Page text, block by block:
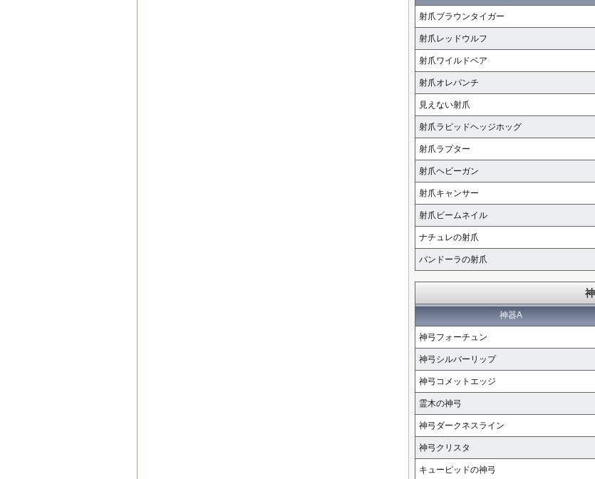
射爪ブラウンタイガー
射爪レッドウルフ
射爪ワイルドベア
射爪オレパンチ
見えない射爪
射爪ラピッドヘッジホッグ
射爪ラプター
射爪ヘビーガン
射爪キャンサー
射爪ビームネイル
ナチュレの射爪
パンドーラの射爪
神器A
神弓フォーチュン
神弓シルバーリップ
神弓コメットエッジ
霊木の神弓
神弓ダークネスライン
神弓クリスタ
キューピッドの神弓